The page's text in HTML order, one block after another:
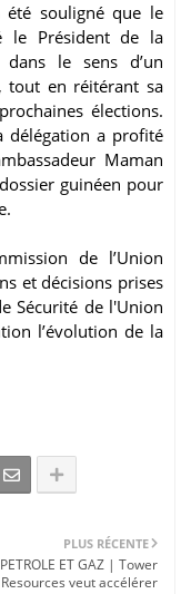
souligné que le
le Président de la
dans le sens d’un
tout en réitérant sa
élections.
délégation a profité
Maman
guinéen pour
de l’Union
et décisions prises
Sécurité de l'Union
l’évolution de la
PLUS RÉCENTE
PETROLE ET GAZ | Tower
Resources veut accélérer